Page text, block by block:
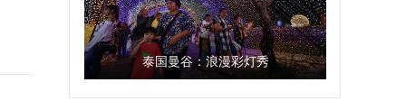
泰国曼谷：浪漫彩灯秀